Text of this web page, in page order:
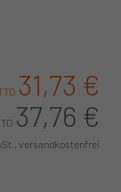
31,73 €
37,76 €
versandkostenfrei